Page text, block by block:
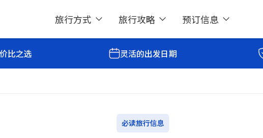
旅行方式 旅行攻略 预订信息
比之选 灵活的出发日期
必读旅行信息